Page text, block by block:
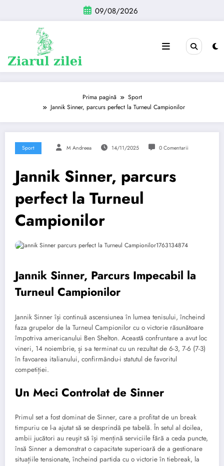
conținut
09/08/2026
Prima pagină
Sport
Jannik Sinner, parcurs perfect la Turneul Campionilor
Sport M Andreea 14/11/2025 0 Comentarii
Jannik Sinner, parcurs
perfect la Turneul
Campionilor
Jannik Sinner, Parcurs Impecabil la
Turneul Campionilor
Jannik Sinner își continuă ascensiunea în lumea tenisului, încheind
faza grupelor de la Turneul Campionilor cu o victorie răsunătoare
împotriva americanului Ben Shelton. Această confruntare a avut loc
vineri, 14 noiembrie, și s-a terminat cu un rezultat de 6-3, 7-6 (7-3)
în favoarea italianului, confirmându-i statutul de favoritul
competiției.
Un Meci Controlat de Sinner
Primul set a fost dominat de Sinner, care a profitat de un break
timpuriu ce l-a ajutat să se desprindă pe tabelă. În setul al doilea,
ambii jucători au reușit să își mențină serviciile fără a ceda puncte,
însă Sinner a demonstrat o capacitate superioară de a gestionare
situațiile tensionate, încheind partida cu o victorie în tiebreak, la